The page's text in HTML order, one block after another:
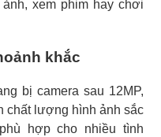
xem phim hay chơi
khắc
bị camera sau 12MP,
chất lượng hình ảnh sắc
hợp cho nhiều tình